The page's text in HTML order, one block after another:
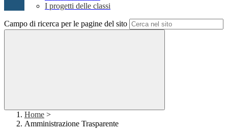
I progetti delle classi
Campo di ricerca per le pagine del sito
Home >
Amministrazione Trasparente